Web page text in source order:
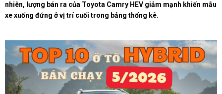
nhiên, lượng bán ra của Toyota Camry HEV giảm mạnh khiến mẫu
xe xuống đứng ở vị trí cuối trong bảng thống kê.